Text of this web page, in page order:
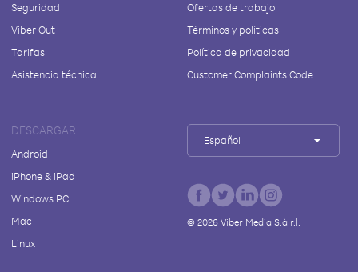
Seguridad
Viber Out
Tarifas
Asistencia técnica
Ofertas de trabajo
Términos y políticas
Política de privacidad
Customer Complaints Code
DESCARGAR
Android
iPhone & iPad
Windows PC
Mac
Linux
Español
© 2026Viber Media S.à r.l.